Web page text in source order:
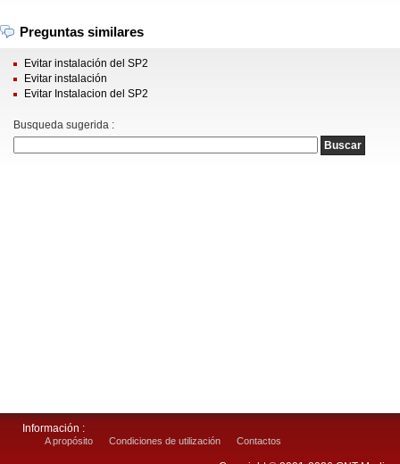
Preguntas similares
Evitar instalación del SP2
Evitar instalación
Evitar Instalacion del SP2
Busqueda sugerida :
Información :
A propósito Condiciones de utilización Contactos